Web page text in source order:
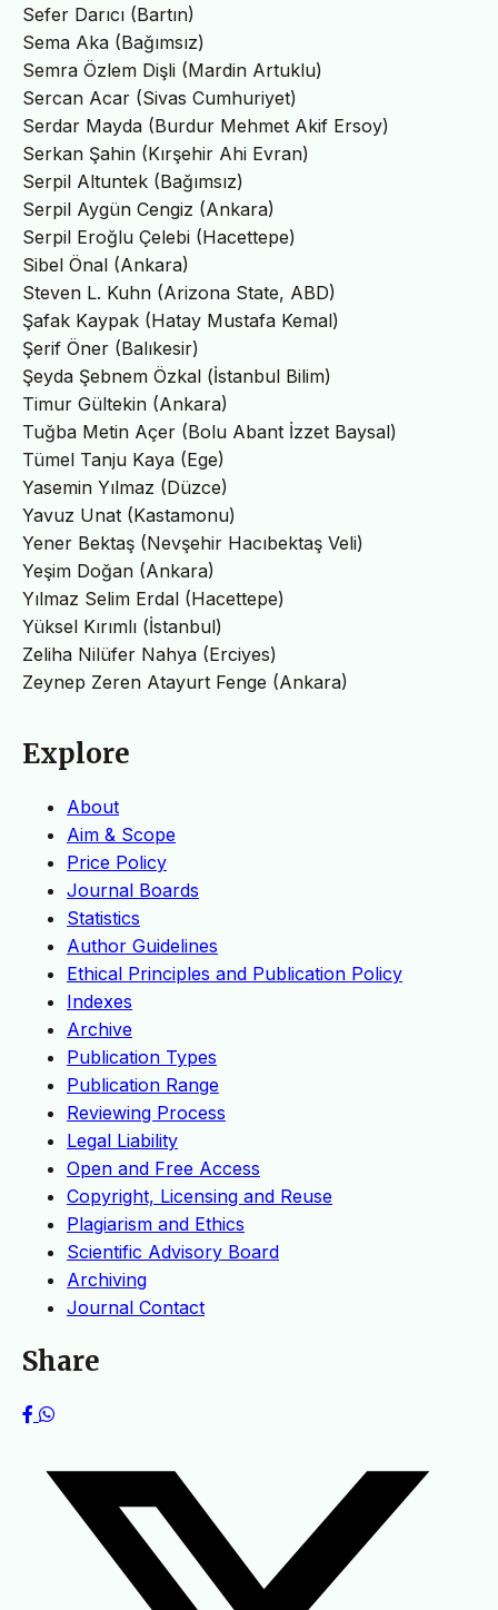
Sefer Darıcı (Bartın)
Sema Aka (Bağımsız)
Semra Özlem Dişli (Mardin Artuklu)
Sercan Acar (Sivas Cumhuriyet)
Serdar Mayda (Burdur Mehmet Akif Ersoy)
Serkan Şahin (Kırşehir Ahi Evran)
Serpil Altuntek (Bağımsız)
Serpil Aygün Cengiz (Ankara)
Serpil Eroğlu Çelebi (Hacettepe)
Sibel Önal (Ankara)
Steven L. Kuhn (Arizona State, ABD)
Şafak Kaypak (Hatay Mustafa Kemal)
Şerif Öner (Balıkesir)
Şeyda Şebnem Özkal (İstanbul Bilim)
Timur Gültekin (Ankara)
Tuğba Metin Açer (Bolu Abant İzzet Baysal)
Tümel Tanju Kaya (Ege)
Yasemin Yılmaz (Düzce)
Yavuz Unat (Kastamonu)
Yener Bektaş (Nevşehir Hacıbektaş Veli)
Yeşim Doğan (Ankara)
Yılmaz Selim Erdal (Hacettepe)
Yüksel Kırımlı (İstanbul)
Zeliha Nilüfer Nahya (Erciyes)
Zeynep Zeren Atayurt Fenge (Ankara)
Explore
About
Aim & Scope
Price Policy
Journal Boards
Statistics
Author Guidelines
Ethical Principles and Publication Policy
Indexes
Archive
Publication Types
Publication Range
Reviewing Process
Legal Liability
Open and Free Access
Copyright, Licensing and Reuse
Plagiarism and Ethics
Scientific Advisory Board
Archiving
Journal Contact
Share